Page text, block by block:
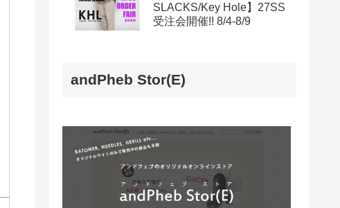
SLACKS/Key Hole】27SS
受注会開催!! 8/4-8/9
andPheb Stor(E)